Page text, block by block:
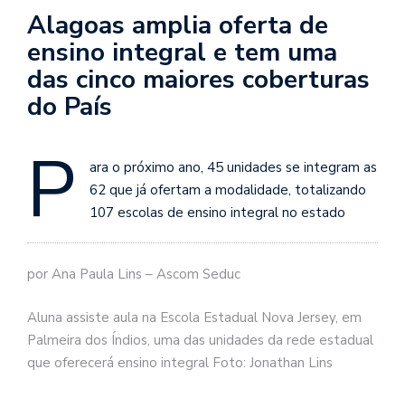
Alagoas amplia oferta de
ensino integral e tem uma
das cinco maiores coberturas
do País
P
ara o próximo ano, 45 unidades se integram as
62 que já ofertam a modalidade, totalizando
107 escolas de ensino integral no estado
por Ana Paula Lins – Ascom Seduc
Aluna assiste aula na Escola Estadual Nova Jersey, em
Palmeira dos Índios, uma das unidades da rede estadual
que oferecerá ensino integral Foto: Jonathan Lins